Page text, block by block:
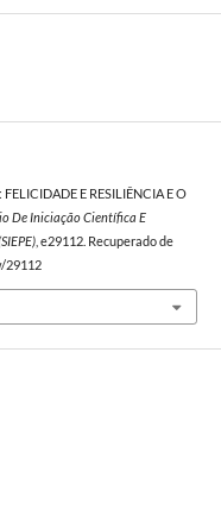
E RESILIÊNCIA E O
De Iniciação Científica E
, e29112. Recuperado de
29112